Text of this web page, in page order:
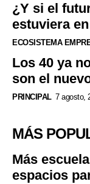
¿Y si el
estuviera
ECOSISTEMA
Los 40 ya
son el
PRINCIPAL 7 agosto,
MÁS
Más
espacios